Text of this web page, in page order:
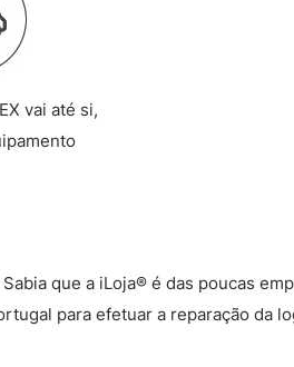
vai até si,
Sabia que a iLoja® é das poucas
para efetuar a reparação da